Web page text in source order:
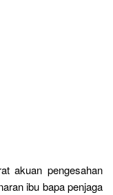
akuan pengesahan
ibu bapa penjaga